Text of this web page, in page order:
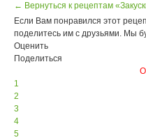
← Вернуться к рецептам
Если Вам понравился этот
поделитесь им с друзьями. Мы
Оценить
Поделиться
1
2
3
4
5